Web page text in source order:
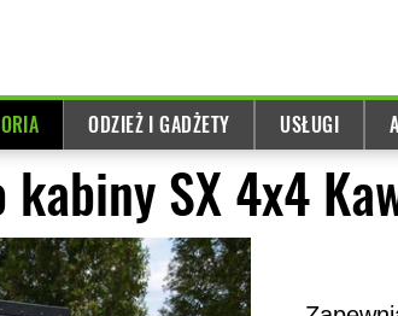
ODZIEŻ I GADŻETY USŁUGI
SX 4x4